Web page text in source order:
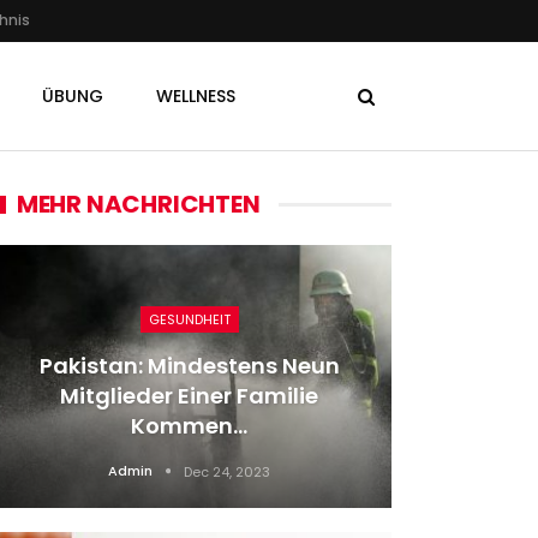
ÜBUNG WELLNESS
MEHR NACHRICHTEN
GESUNDHEIT
Pakistan: Mindestens Neun
Mitglieder Einer Familie
Kommen…
Admin Dec 24, 2023